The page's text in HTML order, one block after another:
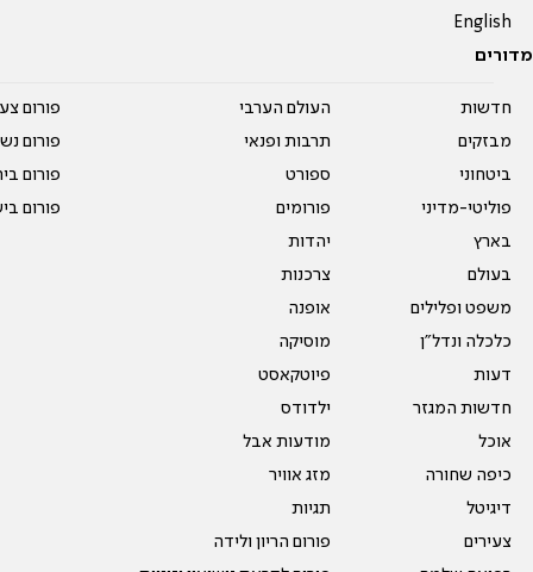
English
מדורים
חדשות
מבזקים
ביטחוני
פוליטי-מדיני
בארץ
בעולם
משפט ופלילים
כלכלה ונדל"ן
דעות
חדשות המגזר
אוכל
כיפה שחורה
דיגיטל
צעירים
העולם הערבי
תרבות ופנאי
ספורט
פורומים
יהדות
צרכנות
אופנה
מוסיקה
פיוטקאסט
ילדודס
מודעות אבל
מזג אוויר
תגיות
פורום הריון ולידה
פורום
פורום
פורום
פורום